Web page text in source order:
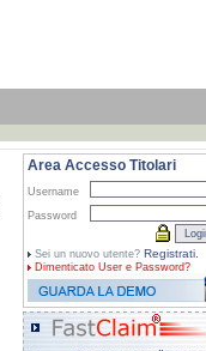
Area Accesso Titolari
Username
Password
Sei un nuovo utente? Registrati.
Dimenticato User e Password?